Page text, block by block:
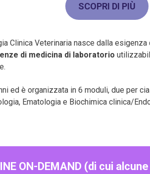
SCOPRI DI PIÙ
Clinica Veterinaria nasce dalla
di medicina di laboratorio
ed è organizzata in 6 moduli, due per
Ematologia e Biochimica clinica/
ON-DEMAND (di cui